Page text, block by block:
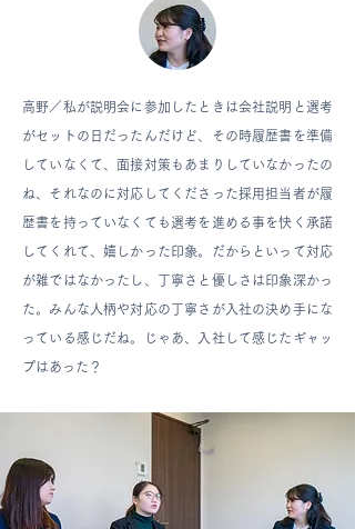
高野／私が説明会に参加したときは会社説明と選考
がセットの日だったんだけど、その時履歴書を準備
していなくて、面接対策もあまりしていなかったの
ね、それなのに対応してくださった採用担当者が履
歴書を持っていなくても選考を進める事を快く承諾
してくれて、嬉しかった印象。だからといって対応
が雑ではなかったし、丁寧さと優しさは印象深かっ
た。みんな人柄や対応の丁寧さが入社の決め手にな
っている感じだね。じゃあ、入社して感じたギャッ
プはあった？